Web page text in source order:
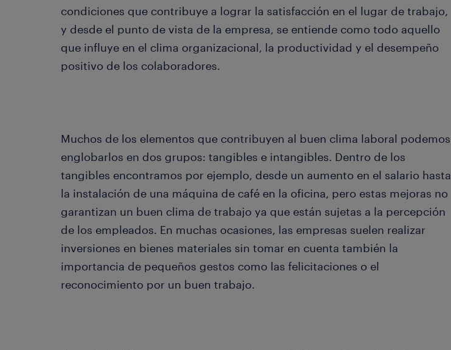
condiciones que contribuye a lograr la satisfacción en el lugar de trabajo,
y desde el punto de vista de la empresa, se entiende como todo aquello
que influye en el clima organizacional, la productividad y el desempeño
positivo de los colaboradores.
Muchos de los elementos que contribuyen al buen clima laboral podemos
englobarlos en dos grupos: tangibles e intangibles. Dentro de los
tangibles encontramos por ejemplo, desde un aumento en el salario hasta
la instalación de una máquina de café en la oficina, pero estas mejoras no
garantizan un buen clima de trabajo ya que están sujetas a la percepción
de los empleados. En muchas ocasiones, las empresas suelen realizar
inversiones en bienes materiales sin tomar en cuenta también la
importancia de pequeños gestos como las felicitaciones o el
reconocimiento por un buen trabajo.